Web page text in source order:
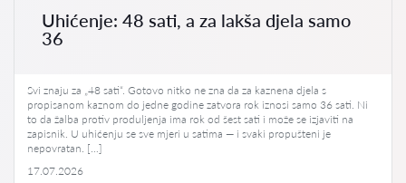
Uhićenje: 48 sati, a za lakša djela samo
36
Svi znaju za „48 sati“. Gotovo nitko ne zna da za kaznena djela s
propisanom kaznom do jedne godine zatvora rok iznosi samo 36 sati. Ni
to da žalba protiv produljenja ima rok od šest sati i može se izjaviti na
zapisnik. U uhićenju se sve mjeri u satima — i svaki propušteni je
nepovratan. […]
17.07.2026